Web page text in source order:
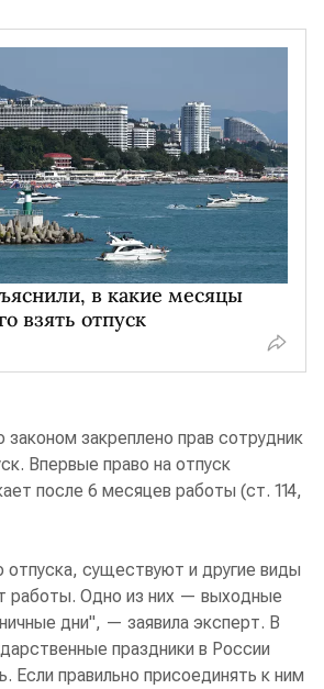
в какие месяцы
взять отпуск
законом закреплено прав сотрудник
Впервые право на отпуск
после 6 месяцев работы (ст. 114,
существуют и другие виды
работы. Одно из них — выходные
дни", — заявила эксперт. В
праздники в России
Если правильно присоединять к ним